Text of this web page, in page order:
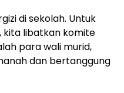
di sekolah. Untuk
kita libatkan komite
para wali murid,
dan bertanggung